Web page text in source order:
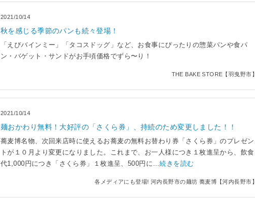
2021/10/14
秋を感じる季節のパンも続々登場！
「えびバインミー」「タコスドッグ」など、お食事にぴったりの惣菜パンや食パ
ン・バゲット・サンドがお手頃価格でずら〜り！
THE BAKE STORE【羽曳野市】
2021/10/14
麺おかわり無料！大好評の「さくら券」、持続のため変更しました！！
蕎麦博名物、次回来店時に使えるお蕎麦の無料お替わり券「さくら券」のプレゼン
トが１０月より変更になりました。これまで、お一人様につき１枚進呈から、飲食
代1,000円につき「さくら券」１枚進呈、500円に…続きを読む
各メディアにも登場! 河内長野市の麺坊 蕎麦博【河内長野市】